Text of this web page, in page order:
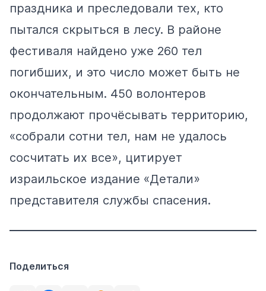
праздника и преследовали тех, кто
пытался скрыться в лесу. В районе
фестиваля найдено уже 260 тел
погибших, и это число может быть не
окончательным. 450 волонтеров
продолжают прочёсывать территорию,
«собрали сотни тел, нам не удалось
сосчитать их все», цитирует
израильское издание «Детали»
представителя службы спасения.
Поделиться